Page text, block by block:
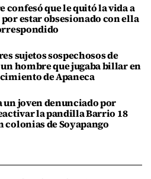
confesó que le quitó la vida a
estar obsesionado con ella
sujetos sospechosos de
hombre que jugaba billar en
de Apaneca
un joven denunciado por
la pandilla Barrio 18
colonias de Soyapango